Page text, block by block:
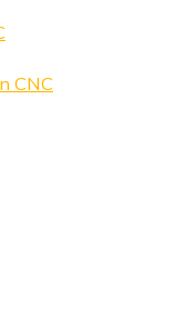
CNC